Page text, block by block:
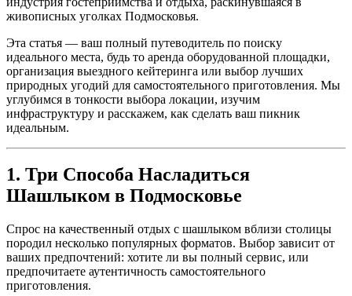
живописных уголках Подмосковья.
Эта статья — ваш полный путеводитель по поиску
идеального места, будь то аренда оборудованной площадки,
организация выездного кейтеринга или выбор лучших
природных угодий для самостоятельного приготовления. Мы
углубимся в тонкости выбора локации, изучим
инфраструктуру и расскажем, как сделать ваш пикник
идеальным.
1. Три Способа Насладиться
Шашлыком в Подмосковье
Спрос на качественный отдых с шашлыком вблизи столицы
породил несколько популярных форматов. Выбор зависит от
ваших предпочтений: хотите ли вы полный сервис, или
предпочитаете аутентичность самостоятельного
приготовления.